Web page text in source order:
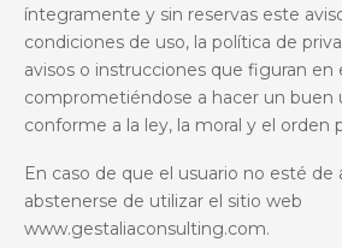
íntegramente y sin reservas este
condiciones de uso, la política de
avisos o instrucciones que figuran en
comprometiéndose a hacer un buen
conforme a la ley, la moral y el orden
En caso de que el usuario no esté de
abstenerse de utilizar el sitio web
www.gestaliaconsulting.com.